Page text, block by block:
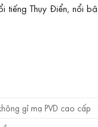
Thụy Điển, nổi
gỉ mạ PVD cao cấp